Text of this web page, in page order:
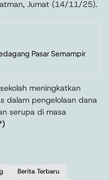
Jumat (14/11/25).
Pasar Semampir
meningkatkan
dalam pengelolaan dana
serupa di masa
Berita Terbaru